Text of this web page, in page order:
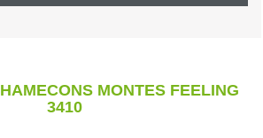
HAMECONS MONTES FEELING
3410